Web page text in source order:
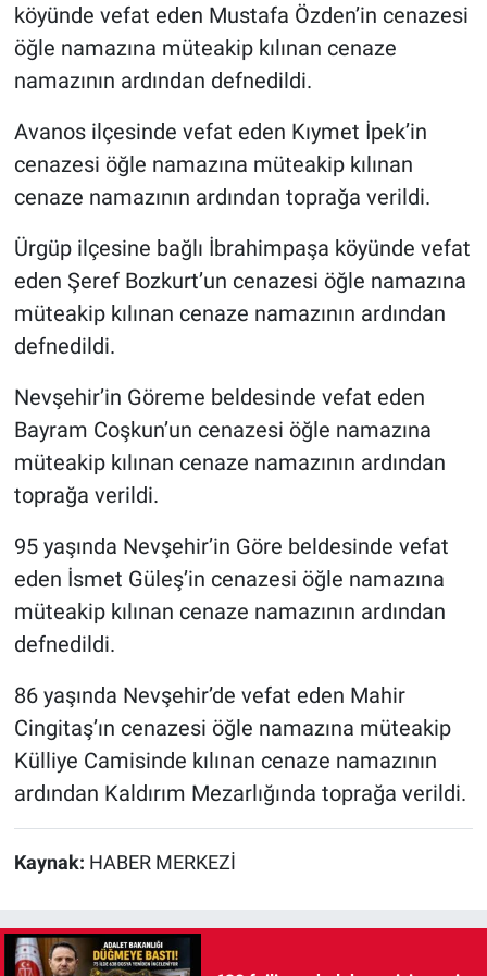
köyünde vefat eden Mustafa Özden’in cenazesi
öğle namazına müteakip kılınan cenaze
namazının ardından defnedildi.
Avanos ilçesinde vefat eden Kıymet İpek’in
cenazesi öğle namazına müteakip kılınan
cenaze namazının ardından toprağa verildi.
Ürgüp ilçesine bağlı İbrahimpaşa köyünde vefat
eden Şeref Bozkurt’un cenazesi öğle namazına
müteakip kılınan cenaze namazının ardından
defnedildi.
Nevşehir’in Göreme beldesinde vefat eden
Bayram Coşkun’un cenazesi öğle namazına
müteakip kılınan cenaze namazının ardından
toprağa verildi.
95 yaşında Nevşehir’in Göre beldesinde vefat
eden İsmet Güleş’in cenazesi öğle namazına
müteakip kılınan cenaze namazının ardından
defnedildi.
86 yaşında Nevşehir’de vefat eden Mahir
Cingitaş’ın cenazesi öğle namazına müteakip
Külliye Camisinde kılınan cenaze namazının
ardından Kaldırım Mezarlığında toprağa verildi.
Kaynak: HABER MERKEZİ